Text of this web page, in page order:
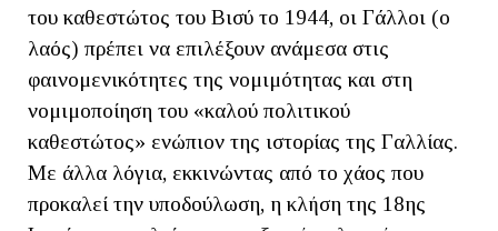
του καθεστώτος του Βισύ το 1944, οι Γάλλοι (ο
λαός) πρέπει να επιλέξουν ανάμεσα στις
φαινομενικότητες της νομιμότητας και στη
νομιμοποίηση του «καλού πολιτικού
καθεστώτος» ενώπιον της ιστορίας της Γαλλίας.
Με άλλα λόγια, εκκινώντας από το χάος που
προκαλεί την υποδούλωση, η κλήση της 18ης